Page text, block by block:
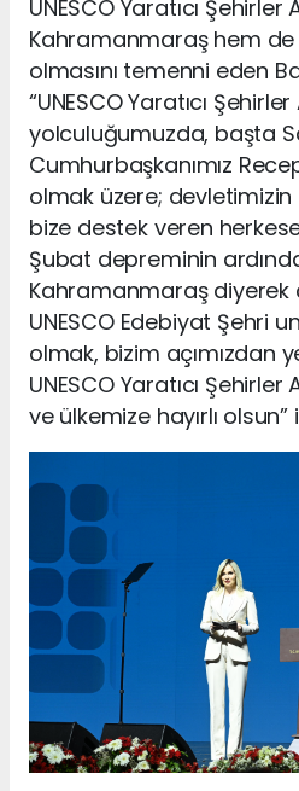
UNESCO Yaratıcı
Kahramanmaraş hem de
olmasını temenni eden
“UNESCO Yaratıcı
yolculuğumuzda, başta
Cumhurbaşkanımız
olmak üzere;
bize destek veren
Şubat depreminin
Kahramanmaraş diyerek
UNESCO Edebiyat Şehri
olmak, bizim açımızdan
UNESCO Yaratıcı
ve ülkemize hayırlı